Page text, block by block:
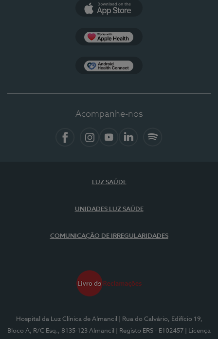
Acompanhe-nos
LUZ SAÚDE
UNIDADES LUZ SAÚDE
COMUNICAÇÃO DE IRREGULARIDADES
Hospital da Luz Clínica de Almancil
| Rua do Calvário, Edifício 19,
Bloco A, R/C Esq., 8135-123 Almancil
| Registo ERS - E102457
| Licença